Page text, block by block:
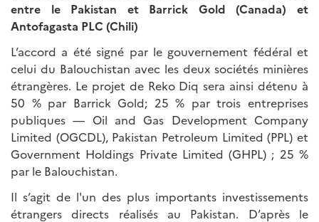
entre le Pakistan et Barrick Gold (Canada) et
Antofagasta PLC (Chili)
L’accord a été signé par le gouvernement fédéral et
celui du Balouchistan avec les deux sociétés minières
étrangères. Le projet de Reko Diq sera ainsi détenu à
50 % par Barrick Gold; 25 % par trois entreprises
publiques — Oil and Gas Development Company
Limited (OGCDL), Pakistan Petroleum Limited (PPL) et
Government Holdings Private Limited (GHPL) ; 25 %
par le Balouchistan.
Il s’agit de l'un des plus importants investissements
étrangers directs réalisés au Pakistan. D’après le